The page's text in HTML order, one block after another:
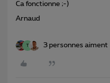
Ca fonctionne ;-)
Arnaud
T 3 personnes aiment